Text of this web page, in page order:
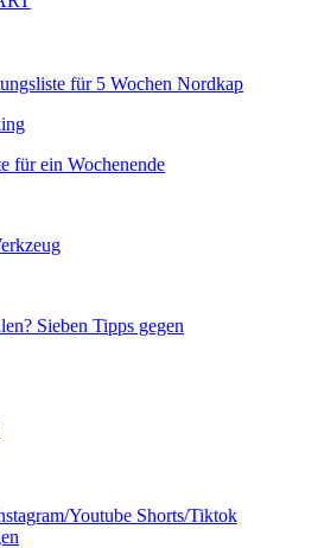
für 5 Wochen Nordkap
für ein Wochenende
Sieben Tipps gegen
Youtube Shorts/Tiktok